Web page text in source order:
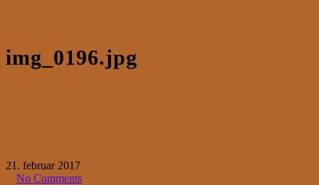
img_0196.jpg
21. februar 2017
No Comments